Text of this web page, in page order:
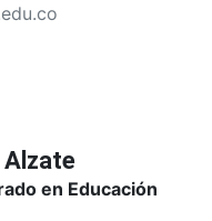
Alzate
en Educación